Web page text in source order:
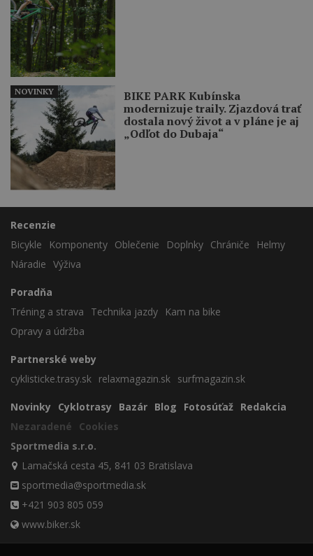
BIKE PARK Kubínska
modernizuje traily. Zjazdová trať
dostala nový život a v pláne je aj
„Odľot do Dubaja“
NOVINKY
Recenzie
Bicykle
Komponenty Oblečenie Doplnky Chrániče
Helmy
Náradie Výživa
Poradňa
Tréning a strava
Technika jazdy
Kam na bike
Opravy a údržba
Partnerské weby
cyklisticke.trasy.sk relaxmagazin.sk surfmagazin.sk
Novinky Cyklotrasy Bazár Blog Fotosúťaž Redakcia
Nezaradené
Cookies
Sportmedia s.r.o.
Lamačská cesta 45, 841 03 Bratislava
sportmedia@sportmedia.sk
+421 903 805 059
www.biker.sk